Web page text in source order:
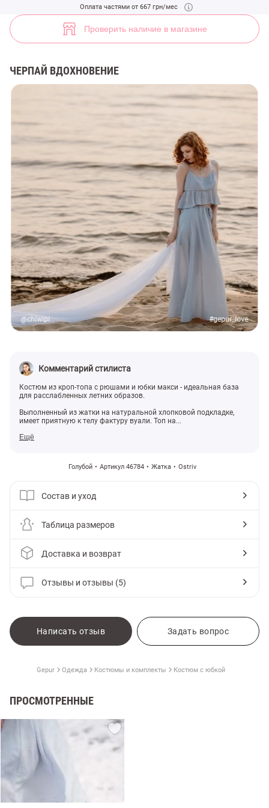
Оплата частями от 667 грн/мес
Проверить наличие в магазине
ЧЕРПАЙ ВДОХНОВЕНИЕ
@chiwipi #gepur_love
Комментарий стилиста
Костюм из кроп-топа с рюшами и юбки макси - идеальная база
для расслабленных летних образов.
Выполненный из жатки на натуральной хлопковой подкладке,
имеет приятную к телу фактуру вуали. Топ на...
Ещё
Голубой Артикул 46784 Жатка Ostriv
Состав и уход
Таблица размеров
Доставка и возврат
Отзывы и отзывы (5)
Написать отзыв Задать вопрос
Gepur Одежда Костюмы и комплекты Костюм с юбкой
ПРОСМОТРЕННЫЕ
Голубой комплект из топа и юбки макси (арт. 46784) ♡ интернет-